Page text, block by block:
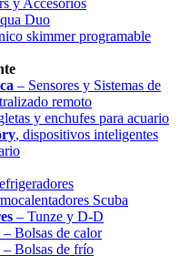
y Accesorios
Duo
skimmer programable
– Sensores y Sistemas de
remoto
y enchufes para acuario
, dispositivos inteligentes
Scuba
– Tunze y D-D
– Bolsas de calor
– Bolsas de frío